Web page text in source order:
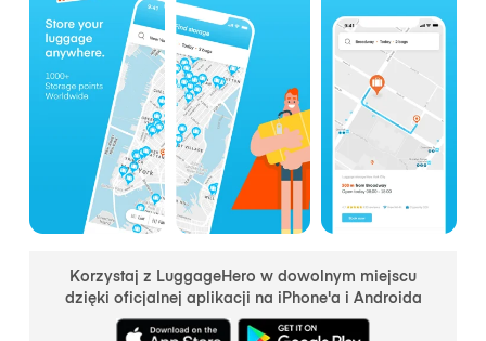
Korzystaj z LuggageHero w dowolnym miejscu
dzięki oficjalnej aplikacji na iPhone'a i Androida